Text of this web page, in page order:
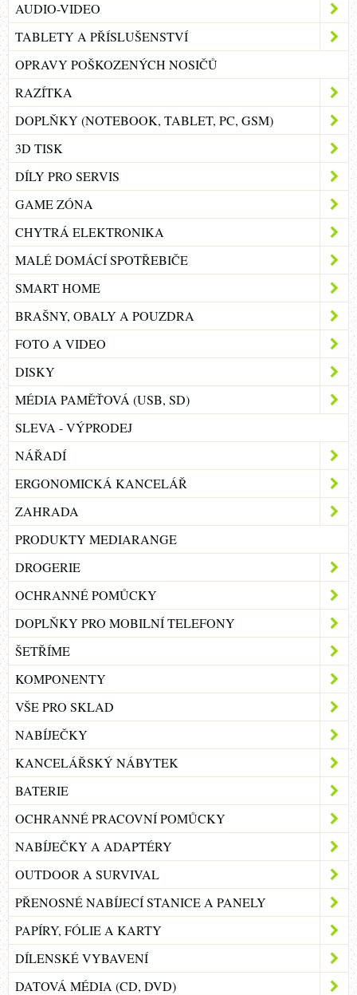
AUDIO-VIDEO
TABLETY A PŘÍSLUŠENSTVÍ
OPRAVY POŠKOZENÝCH NOSIČŮ
RAZÍTKA
DOPLŇKY (NOTEBOOK, TABLET, PC, GSM)
3D TISK
DÍLY PRO SERVIS
GAME ZÓNA
CHYTRÁ ELEKTRONIKA
MALÉ DOMÁCÍ SPOTŘEBIČE
SMART HOME
BRAŠNY, OBALY A POUZDRA
FOTO A VIDEO
DISKY
MÉDIA PAMĚŤOVÁ (USB, SD)
SLEVA - VÝPRODEJ
NÁŘADÍ
ERGONOMICKÁ KANCELÁŘ
ZAHRADA
PRODUKTY MEDIARANGE
DROGERIE
OCHRANNÉ POMŮCKY
DOPLŇKY PRO MOBILNÍ TELEFONY
ŠETŘÍME
KOMPONENTY
VŠE PRO SKLAD
NABÍJEČKY
KANCELÁŘSKÝ NÁBYTEK
BATERIE
OCHRANNÉ PRACOVNÍ POMŮCKY
NABÍJEČKY A ADAPTÉRY
OUTDOOR A SURVIVAL
PŘENOSNÉ NABÍJECÍ STANICE A PANELY
PAPÍRY, FÓLIE A KARTY
DÍLENSKÉ VYBAVENÍ
DATOVÁ MÉDIA (CD, DVD)